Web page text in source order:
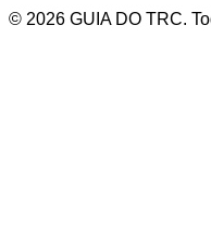
© 2026 GUIA DO TRC.